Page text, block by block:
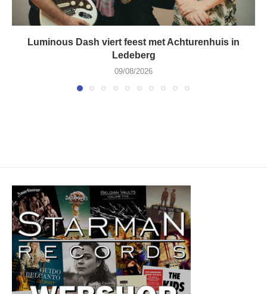
Luminous Dash viert feest met Achturenhuis in
Ledeberg
09/08/2026